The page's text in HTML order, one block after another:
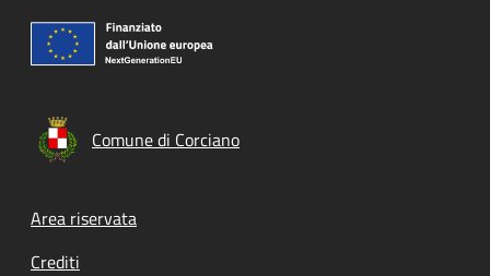
Comune di Corciano
Footer menu
Area riservata
Crediti